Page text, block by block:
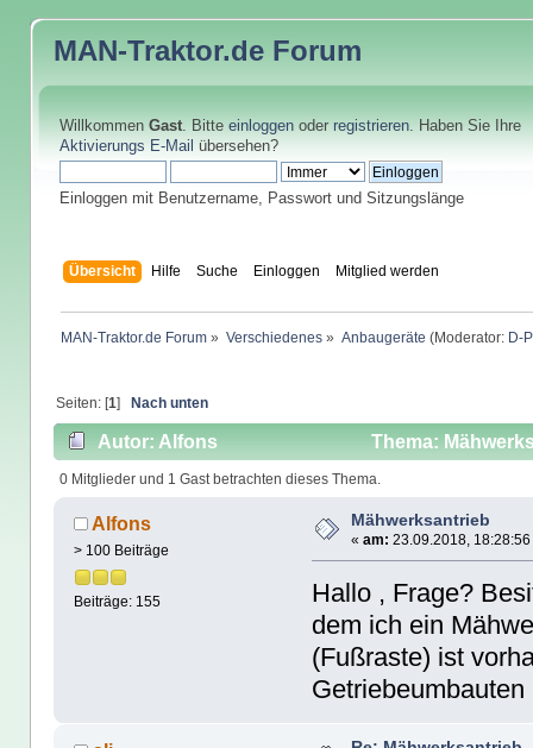
MAN-Traktor.de Forum
Willkommen Gast. Bitte einloggenoder registrieren. Haben Sie Ihre
Aktivierungs E-Mail übersehen?
Einloggen mit Benutzername, Passwort und Sitzungslänge
Übersicht Hilfe Suche Einloggen Mitglied werden
MAN-Traktor.de Forum » Verschiedenes » Anbaugeräte (Moderator: D-
Seiten: [1] Nach unten
Autor: Alfons Thema:
0 Mitglieder und 1 Gast betrachten dieses Thema.
Alfons
> 100 Beiträge
Beiträge: 155
Mähwerksantrieb
« am: 23.09.2018, 18:28:56
Hallo , Frage?
dem ich ein
(Fußraste) ist